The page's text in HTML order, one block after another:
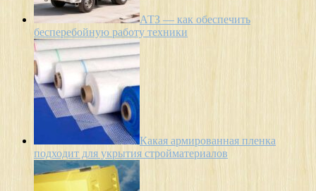
АТЗ — как обеспечить
бесперебойную работу техники
Какая армированная пленка
подходит для укрытия стройматериалов